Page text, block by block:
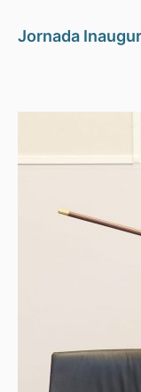
Jornada